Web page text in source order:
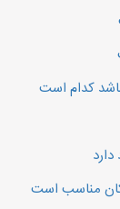
کدام است
مناسب است